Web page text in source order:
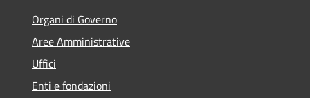
Organi di Governo
Aree Amministrative
Uffici
Enti e fondazioni